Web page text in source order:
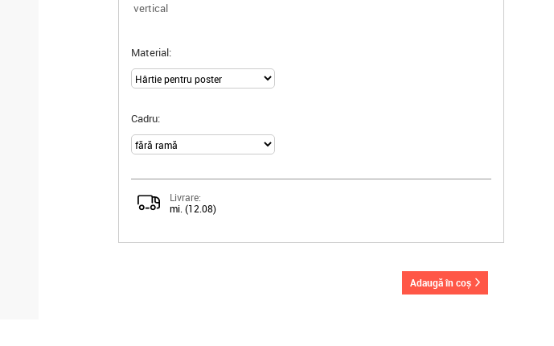
vertical
Material:
Cadru:
Livrare:
mi. (12.08)
adaugă în coș